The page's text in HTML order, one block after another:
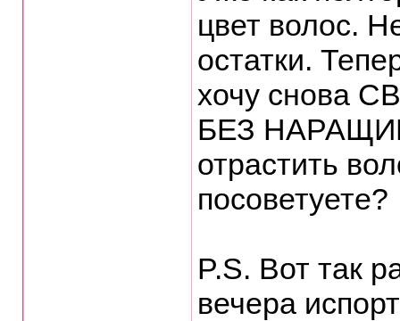
цвет волос.
остатки.
хочу снова
БЕЗ
отрастить
посоветуете?
P.S. Вот так
вечера